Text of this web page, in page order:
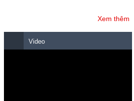
Xem thêm
Video